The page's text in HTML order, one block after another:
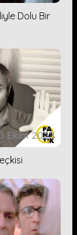
Dolu Bir
Ekim 2023